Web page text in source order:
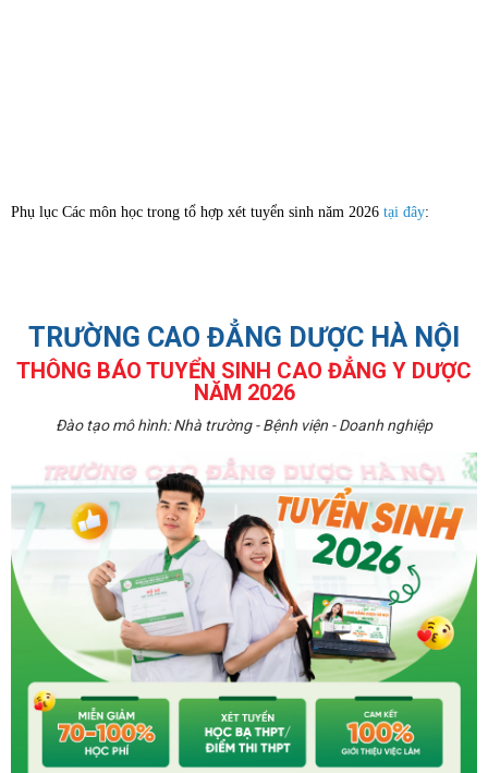
Phụ lục Các môn học trong tổ hợp xét tuyển sinh năm 2026 tại đây:
TRƯỜNG CAO ĐẲNG DƯỢC HÀ NỘI
THÔNG BÁO TUYỂN SINH CAO ĐẲNG Y DƯỢC
NĂM 2026
Đào tạo mô hình: Nhà trường - Bệnh viện - Doanh nghiệp